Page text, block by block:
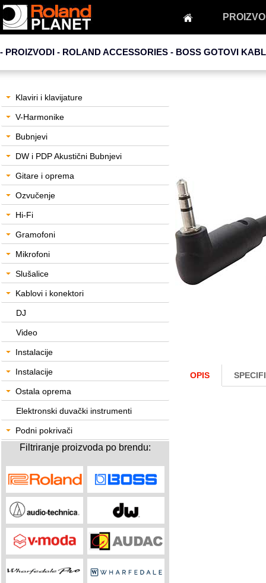
- PROIZVODI - ROLAND ACCESSORIES - BOSS GOTOVI
Klaviri i klavijature
V-Harmonike
Bubnjevi
DW i PDP Akustični Bubnjevi
Gitare i oprema
Ozvučenje
Hi-Fi
Gramofoni
Mikrofoni
Slušalice
Kablovi i konektori
DJ
Video
Instalacije
Instalacije
Ostala oprema
Elektronski duvački instrumenti
Podni pokrivači
Filtriranje proizvoda po brendu:
OPIS